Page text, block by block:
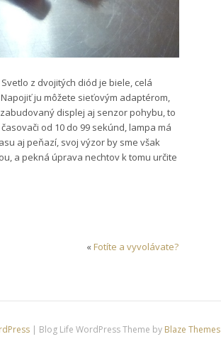
z dvojitých diód je biele, celá
ju môžete sieťovým adaptérom,
displej aj senzor pohybu, to
od 10 do 99 sekúnd, lampa má
aj peňazí, svoj výzor by sme však
a pekná úprava nechtov k tomu určite
« Fotíte a vyvolávate?
| Blog Life WordPress Theme by Blaze Themes